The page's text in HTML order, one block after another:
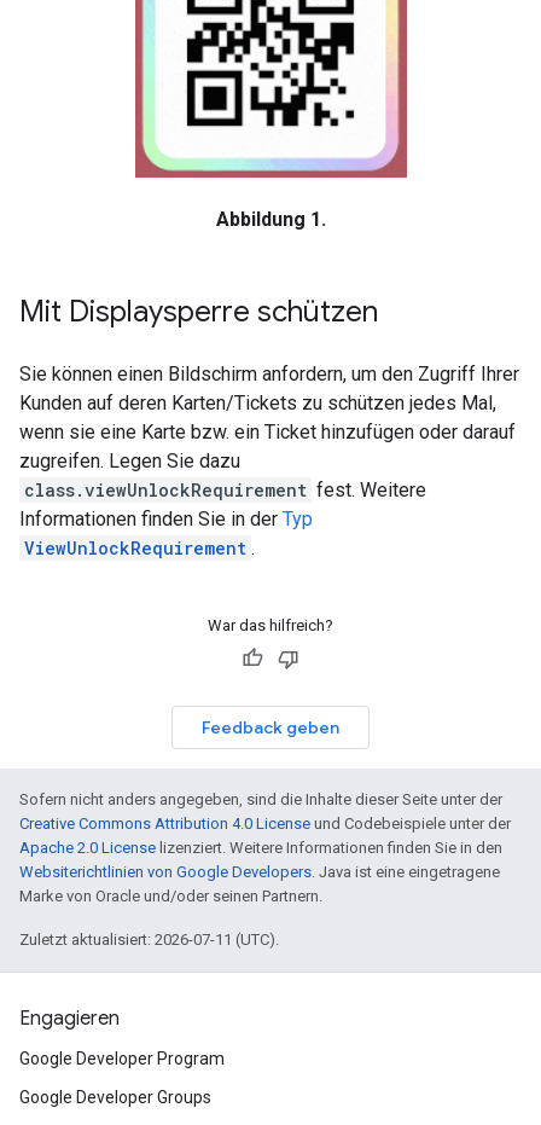
Abbildung 1.
Mit Displaysperre schützen
Sie können einen Bildschirm anfordern, um den Zugriff Ihrer
Kunden auf deren Karten/Tickets zu schützen jedes Mal,
wenn sie eine Karte bzw. ein Ticket hinzufügen oder darauf
zugreifen. Legen Sie dazu
class.viewUnlockRequirement fest. Weitere
Informationen finden Sie in der Typ
ViewUnlockRequirement .
War das hilfreich?
Feedback geben
Sofern nicht anders angegeben, sind die Inhalte dieser Seite unter der
Creative Commons Attribution 4.0 License und Codebeispiele unter der
Apache 2.0 License lizenziert. Weitere Informationen finden Sie in den
Websiterichtlinien von Google Developers . Java ist eine eingetragene
Marke von Oracle und/oder seinen Partnern.
Zuletzt aktualisiert: 2026-07-11 (UTC).
Engagieren
Google Developer Program
Google Developer Groups